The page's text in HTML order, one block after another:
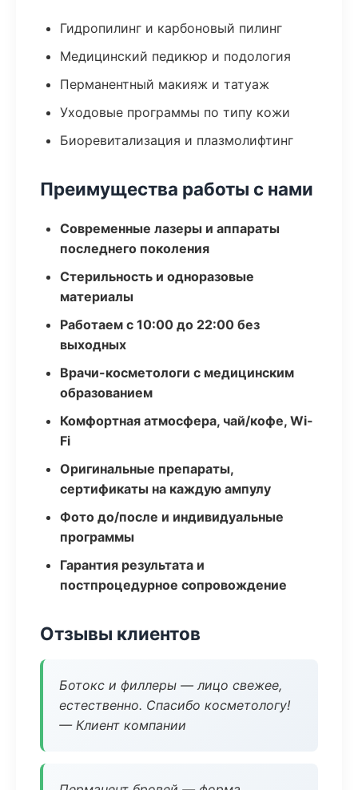
Гидропилинг и карбоновый пилинг
Медицинский педикюр и подология
Перманентный макияж и татуаж
Уходовые программы по типу кожи
Биоревитализация и плазмолифтинг
Преимущества работы с нами
Современные лазеры и аппараты
последнего поколения
Стерильность и одноразовые
материалы
Работаем с 10:00 до 22:00 без
выходных
Врачи-косметологи с медицинским
образованием
Комфортная атмосфера, чай/кофе, Wi-
Fi
Оригинальные препараты,
сертификаты на каждую ампулу
Фото до/после и индивидуальные
программы
Гарантия результата и
постпроцедурное сопровождение
Отзывы клиентов
Ботокс и филлеры — лицо свежее,
естественно. Спасибо косметологу!
— Клиент компании